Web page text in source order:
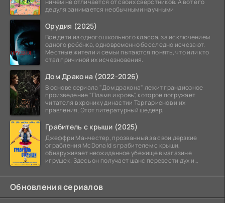
дедуля занимается необычными научными
Орудия (2025)
Все дети из одного школьного класса, за исключением
одного ребёнка, одновременно бесследно исчезают.
Местные жители и семьи пытаются понять, что или кто
стал причиной их исчезновения.
Дом Дракона (2022-2026)
В основе сериала "Дом дракона" лежит грандиозное
произведение "Пламя и кровь", которое погружает
читателя в хронику династии Таргариенов и их
правления. Этот литературный шедевр,
Грабитель с крыши (2025)
Джеффри Манчестер, прозванный за свои дерзкие
ограбления McDonald s грабителем с крыши,
обнаруживает неожиданное убежище в магазине
игрушек. Здесь он получает шанс перевести дух и
Обновления сериалов